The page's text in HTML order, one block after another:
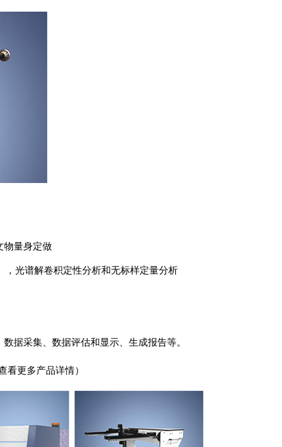
物量身定做
，光谱解卷积定性分析和无标样定量分析
据采集、数据评估和显示、生成报告等。
看更多产品详情）